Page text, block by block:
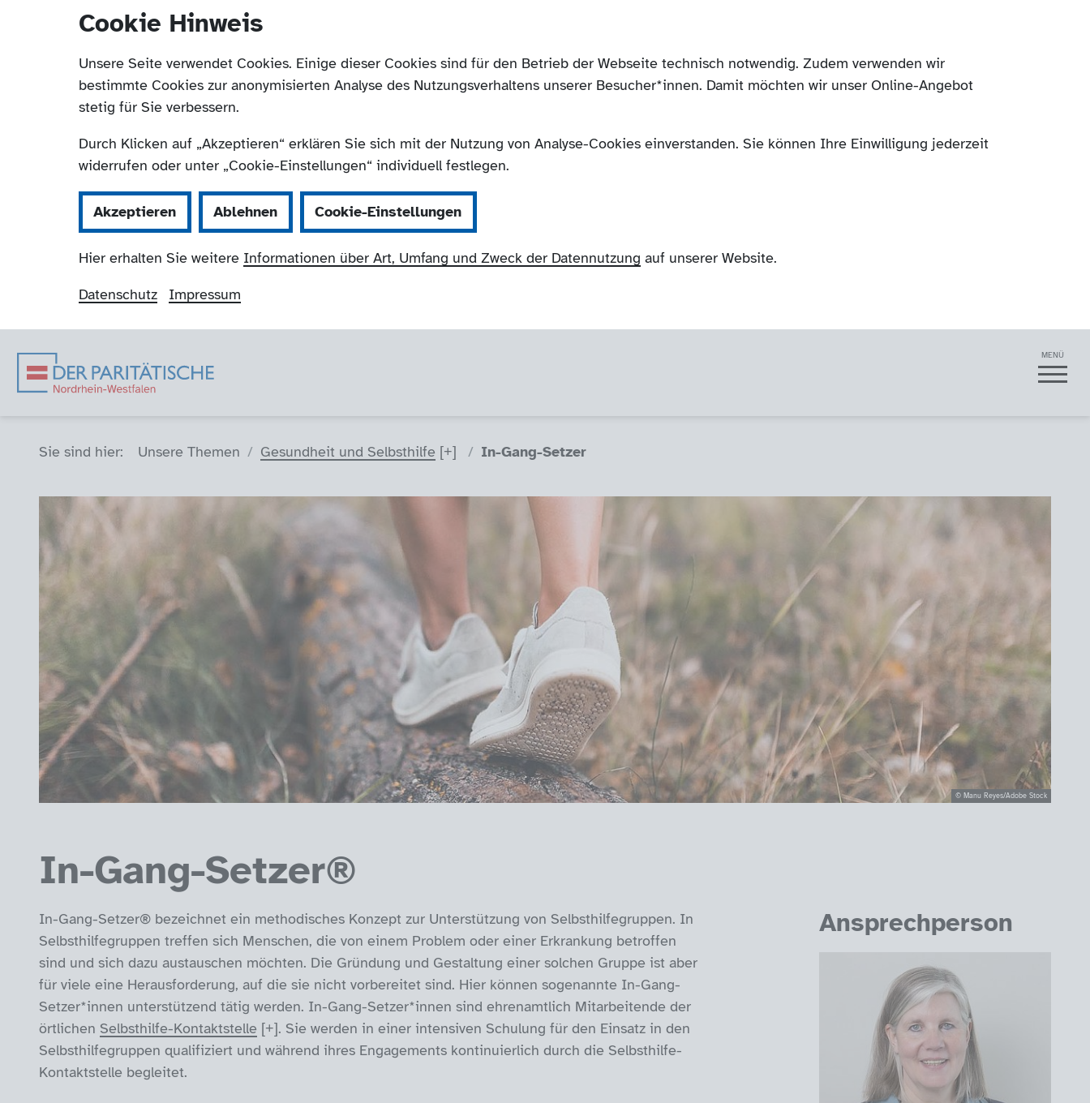
Cookie Hinweis
Unsere Seite verwendet Cookies. Einige dieser Cookies sind für den Betrieb der Webseite technisch notwendig. Zudem verwenden wir
bestimmte Cookies zur anonymisierten Analyse des Nutzungsverhaltens unserer Besucher*innen. Damit möchten wir unser Online-Angebot
stetig für Sie verbessern.
Durch Klicken auf „Akzeptieren“ erklären Sie sich mit der Nutzung von Analyse-Cookies einverstanden. Sie können Ihre Einwilligung jederzeit
widerrufen oder unter „Cookie-Einstellungen“ individuell festlegen.
Akzeptieren Ablehnen Cookie-Einstellungen
Hier erhalten Sie weitere Informationen über Art, Umfang und Zweck der Datennutzung auf unserer Website.
Datenschutz Impressum
Der Paritätische NRW
Navigation MENÜ
Sie sind hier: Unsere Themen Gesundheit und Selbsthilfe In-Gang-Setzer
© Manu Reyes/Adobe Stock
In-Gang-Setzer®
In-Gang-Setzer® bezeichnet ein methodisches Konzept zur Unterstützung von Selbsthilfegruppen. In
Selbsthilfegruppen treffen sich Menschen, die von einem Problem oder einer Erkrankung betroffen
sind und sich dazu austauschen möchten. Die Gründung und Gestaltung einer solchen Gruppe ist aber
für viele eine Herausforderung, auf die sie nicht vorbereitet sind. Hier können sogenannte In-Gang-
Setzer*innen unterstützend tätig werden. In-Gang-Setzer*innen sind ehrenamtlich Mitarbeitende der
örtlichen Selbsthilfe-Kontaktstelle
. Sie werden in einer intensiven Schulung für den Einsatz in den
Selbsthilfegruppen qualifiziert und während ihres Engagements kontinuierlich durch die Selbsthilfe-
Kontaktstelle begleitet.
Ansprechperson